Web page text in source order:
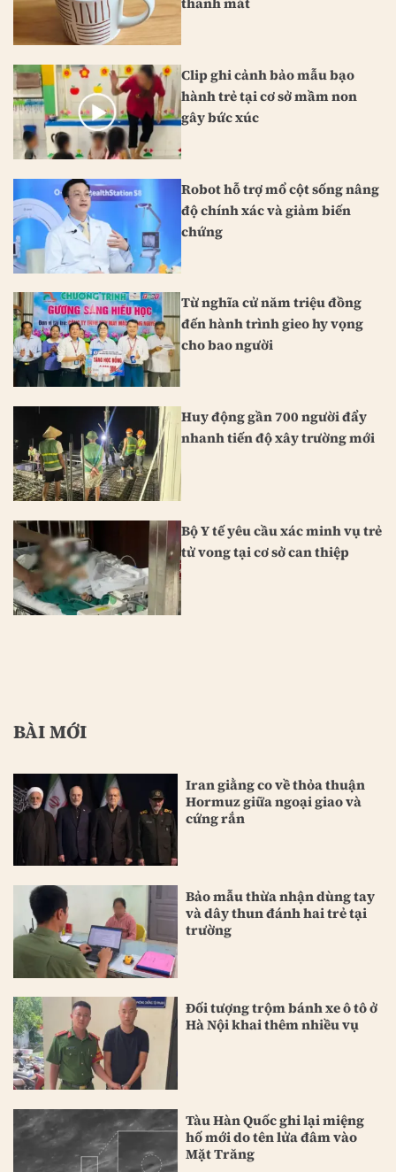
Clip ghi cảnh bảo mẫu bạo
hành trẻ tại cơ sở mầm non
gây bức xúc
Robot hỗ trợ mổ cột sống nâng
độ chính xác và giảm biến
chứng
Từ nghĩa cử năm triệu đồng
đến hành trình gieo hy vọng
cho bao người
Huy động gần 700 người đẩy
nhanh tiến độ xây trường mới
Bộ Y tế yêu cầu xác minh vụ trẻ
tử vong tại cơ sở can thiệp
BÀI MỚI
Iran giằng co về thỏa thuận
Hormuz giữa ngoại giao và
cứng rắn
Bảo mẫu thừa nhận dùng tay
và dây thun đánh hai trẻ tại
trường
Đối tượng trộm bánh xe ô tô ở
Hà Nội khai thêm nhiều vụ
Tàu Hàn Quốc ghi lại miệng
hố mới do tên lửa đâm vào
Mặt Trăng